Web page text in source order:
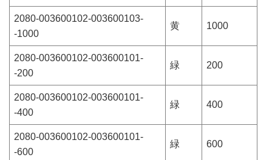
2080-003600102-003600103-
-1000
黄 1000
2080-003600102-003600101-
-200
緑 200
2080-003600102-003600101-
-400
緑 400
2080-003600102-003600101-
-600
緑 600